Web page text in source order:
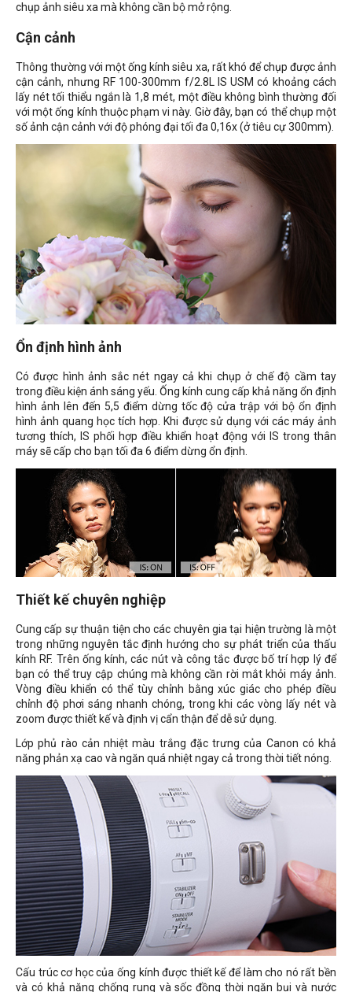
chụp ảnh siêu xa mà không cần bộ mở rộng.
Cận cảnh
Thông thường với một ống kính siêu xa, rất khó để chụp được ảnh
cận cảnh, nhưng RF 100-300mm f/2.8L IS USM có khoảng cách
lấy nét tối thiểu ngắn là 1,8 mét, một điều không bình thường đối
với một ống kính thuộc phạm vi này. Giờ đây, bạn có thể chụp một
số ảnh cận cảnh với độ phóng đại tối đa 0,16x (ở tiêu cự 300mm).
Ổn định hình ảnh
Có được hình ảnh sắc nét ngay cả khi chụp ở chế độ cầm tay
trong điều kiện ánh sáng yếu. Ống kính cung cấp khả năng ổn định
hình ảnh lên đến 5,5 điểm dừng tốc độ cửa trập với bộ ổn định
hình ảnh quang học tích hợp. Khi được sử dụng với các máy ảnh
tương thích, IS phối hợp điều khiển hoạt động với IS trong thân
máy sẽ cấp cho bạn tối đa 6 điểm dừng ổn định.
Thiết kế chuyên nghiệp
Cung cấp sự thuận tiện cho các chuyên gia tại hiện trường là một
trong những nguyên tắc định hướng cho sự phát triển của thấu
kính RF. Trên ống kính, các nút và công tắc được bố trí hợp lý để
bạn có thể truy cập chúng mà không cần rời mắt khỏi máy ảnh.
Vòng điều khiển có thể tùy chỉnh bằng xúc giác cho phép điều
chỉnh độ phơi sáng nhanh chóng, trong khi các vòng lấy nét và
zoom được thiết kế và định vị cẩn thận để dễ sử dụng.
Lớp phủ rào cản nhiệt màu trắng đặc trưng của Canon có khả
năng phản xạ cao và ngăn quá nhiệt ngay cả trong thời tiết nóng.
Cấu trúc cơ học của ống kính được thiết kế để làm cho nó rất bền
và có khả năng chống rung và sốc đồng thời ngăn bụi và nước